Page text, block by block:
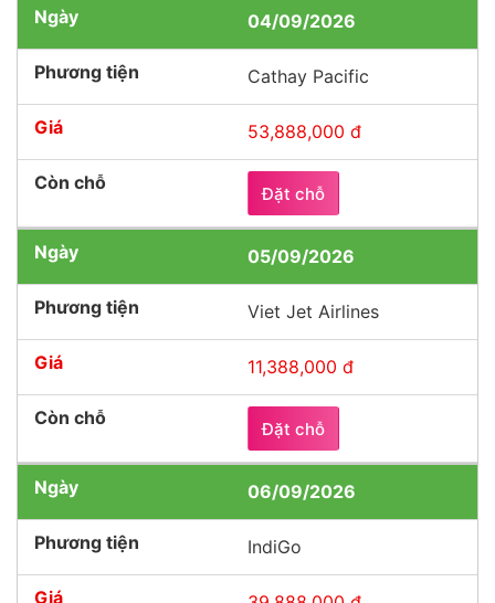
04/09/2026
Cathay Pacific
53,888,000 đ
Đặt chỗ
05/09/2026
Viet Jet Airlines
11,388,000 đ
Đặt chỗ
06/09/2026
IndiGo